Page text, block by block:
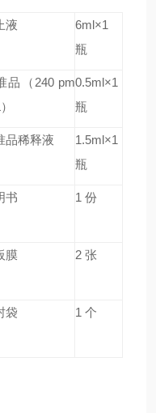
液
6ml×1
瓶
品
（240 pm0.5ml×1
瓶
品稀释液
1.5ml×1
瓶
书 1 份
膜 2 张
袋 1 个